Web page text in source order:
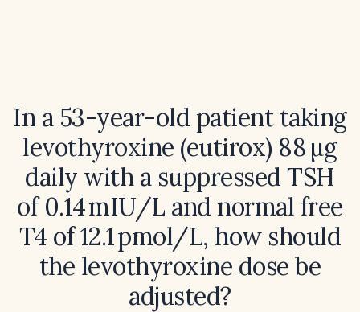
In a 53-year-old patient taking
levothyroxine (eutirox) 88 µg
daily with a suppressed TSH
of 0.14 mIU/L and normal free
T4 of 12.1 pmol/L, how should
the levothyroxine dose be
adjusted?